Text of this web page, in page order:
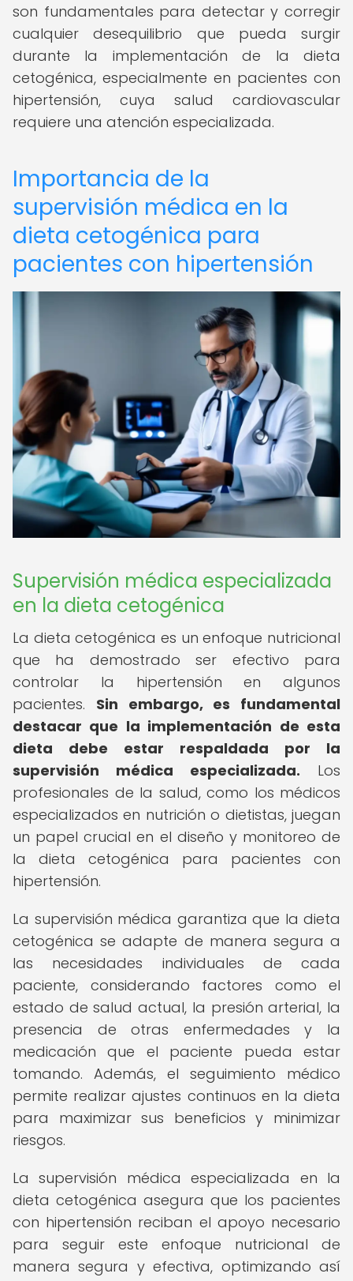
son fundamentales para detectar y corregir
cualquier desequilibrio que pueda surgir
durante la implementación de la dieta
cetogénica, especialmente en pacientes con
hipertensión, cuya salud cardiovascular
requiere una atención especializada.
Importancia de la
supervisión médica en la
dieta cetogénica para
pacientes con hipertensión
Supervisión médica especializada
en la dieta cetogénica
La dieta cetogénica es un enfoque nutricional
que ha demostrado ser efectivo para
controlar la hipertensión en algunos
pacientes. Sin embargo, es fundamental
destacar que la implementación de esta
dieta debe estar respaldada por la
supervisión médica especializada. Los
profesionales de la salud, como los médicos
especializados en nutrición o dietistas, juegan
un papel crucial en el diseño y monitoreo de
la dieta cetogénica para pacientes con
hipertensión.
La supervisión médica garantiza que la dieta
cetogénica se adapte de manera segura a
las necesidades individuales de cada
paciente, considerando factores como el
estado de salud actual, la presión arterial, la
presencia de otras enfermedades y la
medicación que el paciente pueda estar
tomando. Además, el seguimiento médico
permite realizar ajustes continuos en la dieta
para maximizar sus beneficios y minimizar
riesgos.
La supervisión médica especializada en la
dieta cetogénica asegura que los pacientes
con hipertensión reciban el apoyo necesario
para seguir este enfoque nutricional de
manera segura y efectiva, optimizando así